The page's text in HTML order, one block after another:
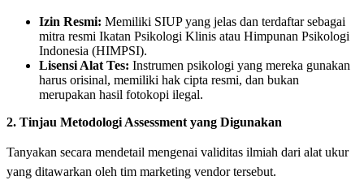
Izin Resmi: Memiliki SIUP yang jelas dan terdaftar sebagai
mitra resmi Ikatan Psikologi Klinis atau Himpunan Psikologi
Indonesia (HIMPSI).
Lisensi Alat Tes: Instrumen psikologi yang mereka gunakan
harus orisinal, memiliki hak cipta resmi, dan bukan
merupakan hasil fotokopi ilegal.
2. Tinjau Metodologi Assessment yang Digunakan
Tanyakan secara mendetail mengenai validitas ilmiah dari alat ukur
yang ditawarkan oleh tim marketing vendor tersebut.